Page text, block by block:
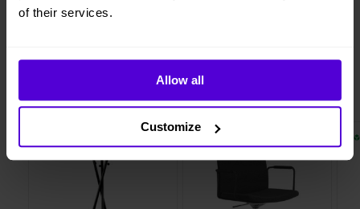
of their services.
Allow all
Customize
Helt flexibelt
Liknande produkter
10 i lager